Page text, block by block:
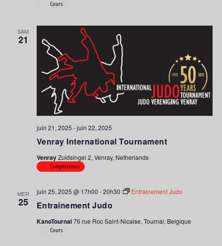
Cours
SAM
21
Venray International Tournament
juin 21, 2025 -juin 22, 2025
VenrayZuidsingel 2, Venray, Netherlands
Compétitions
MER
25 Entrainement Judo
juin 25, 2025 @ 17h00 -20h30 Entrainement Judo
KanoTournai76 rue Roc Saint-Nicaise, Tournai, Belgique
Cours